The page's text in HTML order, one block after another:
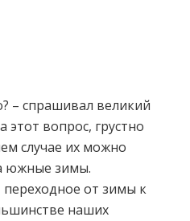
– спрашивал великий
вопрос, грустно
случае их можно
южные зимы.
от зимы к
наших